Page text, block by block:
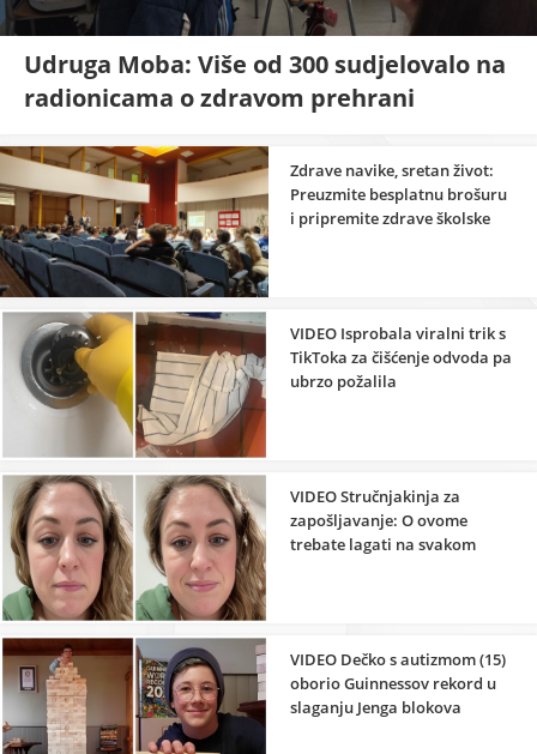
Udruga Moba: Više od 300 sudjelovalo na
radionicama o zdravom prehrani
Zdrave navike, sretan život:
Preuzmite besplatnu brošuru
i pripremite zdrave školske
VIDEO Isprobala viralni trik s
TikToka za čišćenje odvoda pa
ubrzo požalila
VIDEO Stručnjakinja za
zapošljavanje: O ovome
trebate lagati na svakom
VIDEO Dečko s autizmom (15)
oborio Guinnessov rekord u
slaganju Jenga blokova